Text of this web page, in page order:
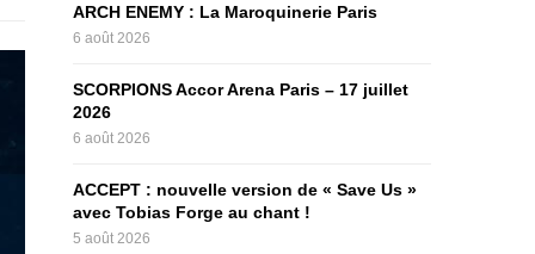
o
r
C
ARCH ENEMY : La Maroquinerie Paris
6 août 2026
SCORPIONS Accor Arena Paris – 17 juillet
2026
6 août 2026
ACCEPT : nouvelle version de « Save Us »
avec Tobias Forge au chant !
5 août 2026